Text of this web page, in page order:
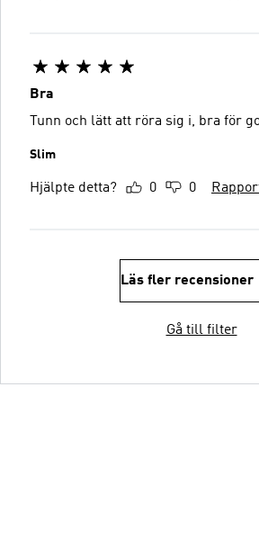
Bra
Tunn och lätt att röra sig i, bra för
Slim
Hjälpte detta? 0 0
Läs fler recensioner
Gå till filter